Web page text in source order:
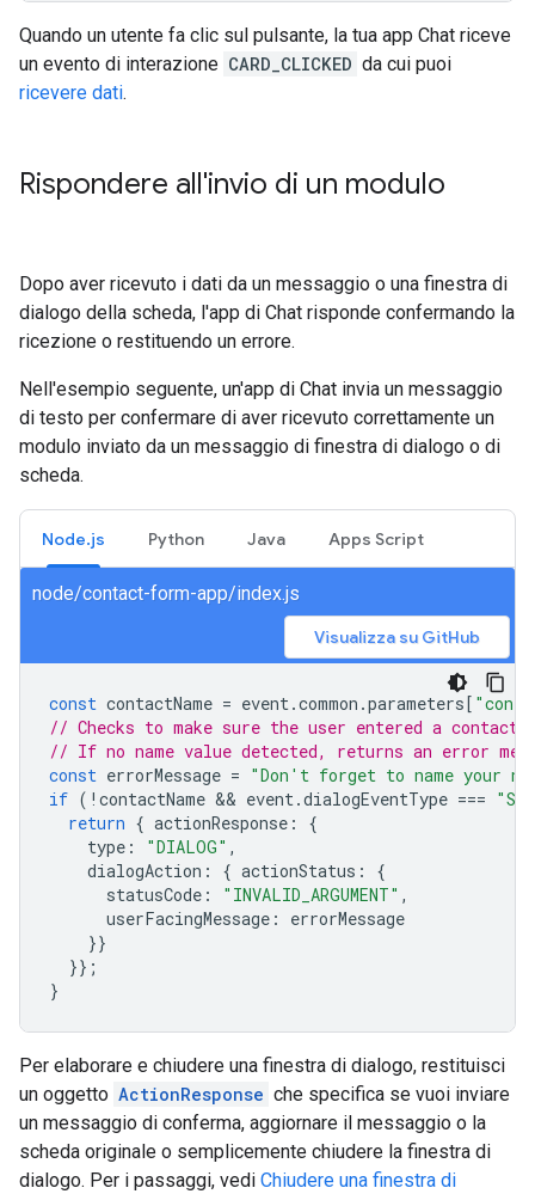
Quando un utente fa clic sul pulsante, la tua app Chat riceve
un evento di interazione CARD_CLICKED da cui puoi
ricevere dati.
Rispondere all'invio di un modulo
Dopo aver ricevuto i dati da un messaggio o una finestra di
dialogo della scheda, l'app di Chat risponde confermando la
ricezione o restituendo un errore.
Nell'esempio seguente, un'app di Chat invia un messaggio
di testo per confermare di aver ricevuto correttamente un
modulo inviato da un messaggio di finestra di dialogo o di
scheda.
Node.js Python Java Apps Script
node/contact-form-app/index.js
Visualizza su GitHub
const contactName = event.common .parameters[
// Checks to make sure the user entered a contact
// If no name value detected, returns an error
const errorMessage = "Don't forget to name your
if ( ! contactName && event.dialogEventType ===
return { actionResponse :
{
type : "DIALOG" ,
dialogAction : { actionStatus :
{
statusCode : "INVALID_ARGUMENT" ,
userFacingMessage :
errorMessage
}}
}};
}
Per elaborare e chiudere una finestra di dialogo, restituisci
un oggetto ActionResponse che specifica se vuoi inviare
un messaggio di conferma, aggiornare il messaggio o la
scheda originale o semplicemente chiudere la finestra di
dialogo. Per i passaggi, vedi Chiudere una finestra di